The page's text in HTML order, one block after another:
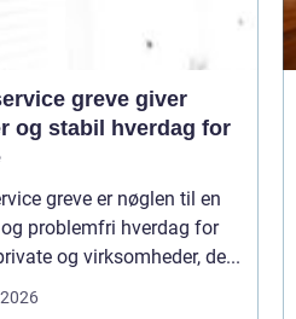
greve giver
og stabil hverdag for
greve er nøglen til en
problemfri hverdag for
og virksomheder, de...